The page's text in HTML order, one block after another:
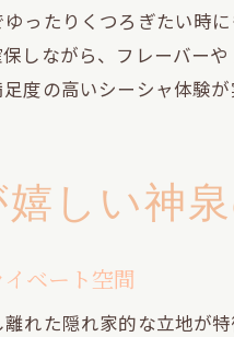
ったりくつろぎたい時
しながら、フレーバー
度の高いシーシャ体験が
しい神
ベート空間
れた隠れ家的な立地が